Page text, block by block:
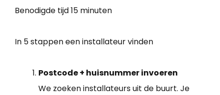
Benodigde tijd15 minuten
In 5 stappen een installateur vinden
Postcode + huisnummer invoeren
We zoeken installateurs uit de buurt. Je